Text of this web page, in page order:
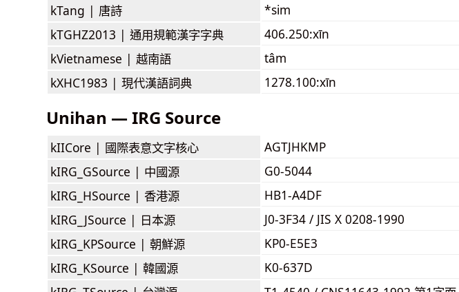
kTang | 唐詩
*sim
kTGHZ2013 | 通用規範漢字字典
406.250:xīn
kVietnamese | 越南語
tâm
kXHC1983 | 現代漢語詞典 1278.100:xīn
Unihan — IRG Source
kIICore | 國際表意文字核心
AGTJHKMP
kIRG_GSource | 中國源
G0-5044
kIRG_HSource | 香港源
HB1-A4DF
kIRG_JSource | 日本源
J0-3F34 / JIS X 0208-1990
kIRG_KPSource | 朝鮮源
KP0-E5E3
kIRG_KSource | 韓國源
K0-637D